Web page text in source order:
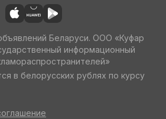
Беларуси. ООО «Куфар
информационный
в белорусских рублях по курсу